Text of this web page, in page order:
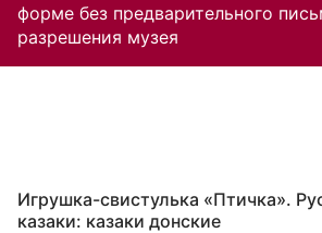
форме без предварительного
разрешения музея
Игрушка-свистулька «Птичка».
казаки: казаки донские